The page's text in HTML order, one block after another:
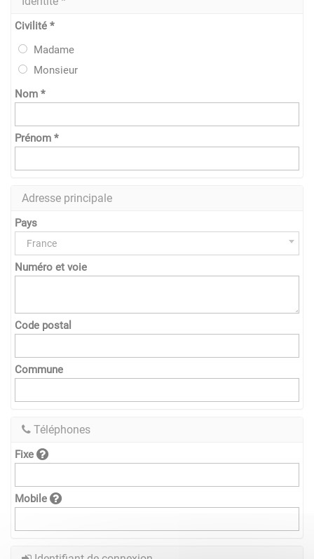
Civilité *
Madame
Monsieur
Nom *
Prénom *
Adresse principale
Pays
France
Numéro et voie
Code postal
Commune
Téléphones
Fixe
Mobile